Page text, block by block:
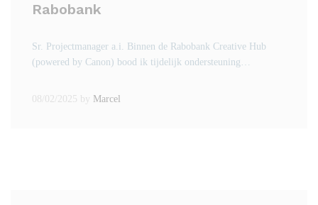
Rabobank
Sr. Projectmanager a.i. Binnen de Rabobank Creative Hub
(powered by Canon) bood ik tijdelijk ondersteuning…
08/02/2025 by Marcel